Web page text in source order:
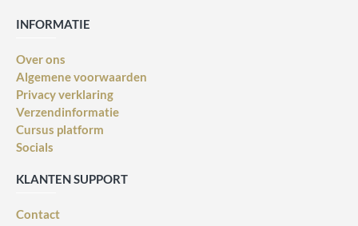
INFORMATIE
Over ons
Algemene voorwaarden
Privacy verklaring
Verzendinformatie
Cursus platform
Socials
KLANTEN SUPPORT
Contact